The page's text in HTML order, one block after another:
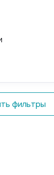
фильтры